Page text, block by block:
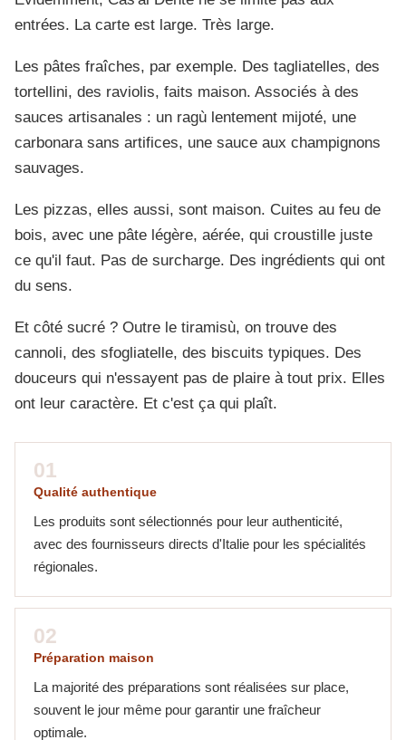
entrées. La carte est large. Très large.
Les pâtes fraîches, par exemple. Des tagliatelles, des
tortellini, des raviolis, faits maison. Associés à des
sauces artisanales : un ragù lentement mijoté, une
carbonara sans artifices, une sauce aux champignons
sauvages.
Les pizzas, elles aussi, sont maison. Cuites au feu de
bois, avec une pâte légère, aérée, qui croustille juste
ce qu'il faut. Pas de surcharge. Des ingrédients qui ont
du sens.
Et côté sucré ? Outre le tiramisù, on trouve des
cannoli, des sfogliatelle, des biscuits typiques. Des
douceurs qui n'essayent pas de plaire à tout prix. Elles
ont leur caractère. Et c'est ça qui plaît.
01
Qualité authentique
Les produits sont sélectionnés pour leur authenticité,
avec des fournisseurs directs d'Italie pour les spécialités
régionales.
02
Préparation maison
La majorité des préparations sont réalisées sur place,
souvent le jour même pour garantir une fraîcheur
optimale.